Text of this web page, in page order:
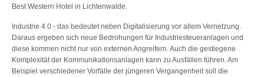
Best Western Hotel in Lichtenwalde.
Industrie 4.0 - das bedeutet neben Digitalisierung vor allem Vernetzung.
Daraus ergeben sich neue Bedrohungen für Industriesteueranlagen und
diese kommen nicht nur von externen Angreifern. Auch die gestiegene
Komplexität der Kommunikationsanlagen kann zu Ausfällen führen. Am
Beispiel verschiedener Vorfälle der jüngeren Vergangenheit soll die